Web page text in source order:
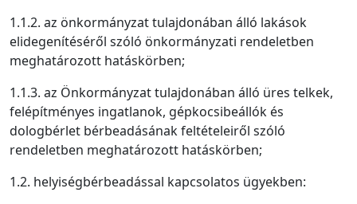
1.1.2. az önkormányzat tulajdonában álló lakások
elidegenítéséről szóló önkormányzati rendeletben
meghatározott hatáskörben;
1.1.3. az Önkormányzat tulajdonában álló üres telkek,
felépítményes ingatlanok, gépkocsibeállók és
dologbérlet bérbeadásának feltételeiről szóló
rendeletben meghatározott hatáskörben;
1.2. helyiségbérbeadással kapcsolatos ügyekben: